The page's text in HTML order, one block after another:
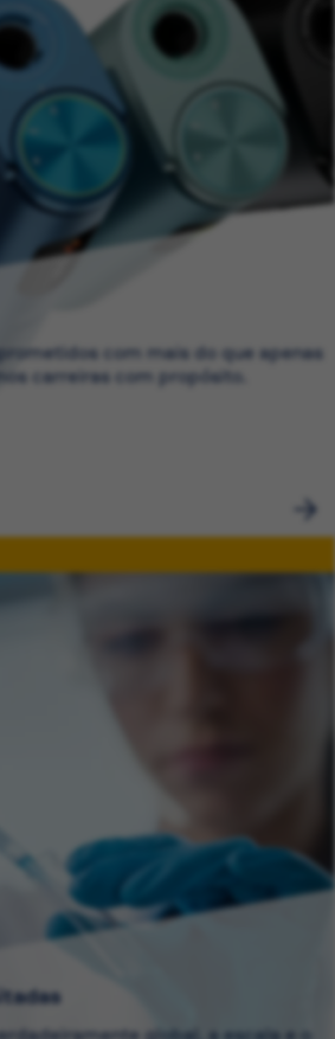
com mais do que apenas
carreiras com propósito.